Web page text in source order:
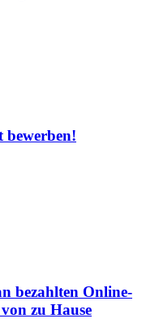
bewerben!
bezahlten Online-
zu Hause